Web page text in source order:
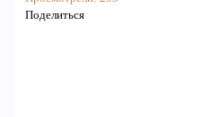
Поделиться